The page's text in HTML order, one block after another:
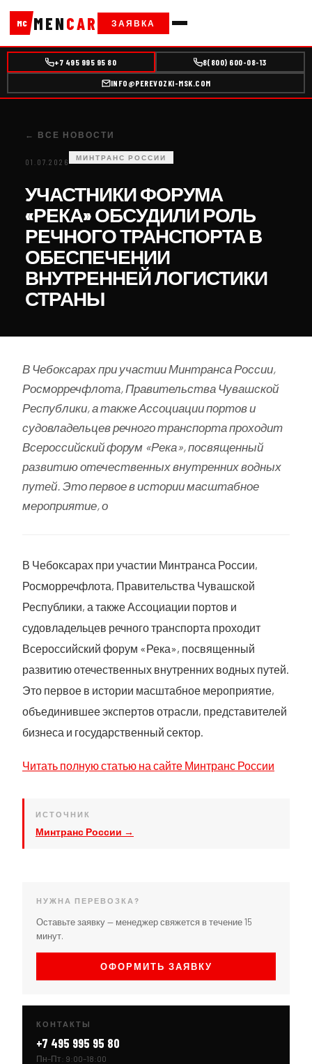
MC MENCAR ЗАЯВКА
+7 495 995 95 80 8(800) 600-08-13
INFO@PEREVOZKI-MSK.COM
← ВСЕ НОВОСТИ
01.07.2026 МИНТРАНС РОССИИ
УЧАСТНИКИ ФОРУМА
«РЕКА» ОБСУДИЛИ РОЛЬ
РЕЧНОГО ТРАНСПОРТА В
ОБЕСПЕЧЕНИИ
ВНУТРЕННЕЙ ЛОГИСТИКИ
СТРАНЫ
В Чебоксарах при участии Минтранса России,
Росморречфлота, Правительства Чувашской
Республики, а также Ассоциации портов и
судовладельцев речного транспорта проходит
Всероссийский форум «Река», посвященный
развитию отечественных внутренних водных
путей. Это первое в истории масштабное
мероприятие, о
В Чебоксарах при участии Минтранса России,
Росморречфлота, Правительства Чувашской
Республики, а также Ассоциации портов и
судовладельцев речного транспорта проходит
Всероссийский форум «Река», посвященный
развитию отечественных внутренних водных путей.
Это первое в истории масштабное мероприятие,
объединившее экспертов отрасли, представителей
бизнеса и государственный сектор.
Читать полную статью на сайте Минтранс России
ИСТОЧНИК
Минтранс России →
НУЖНА ПЕРЕВОЗКА?
Оставьте заявку — менеджер свяжется в течение 15
минут.
ОФОРМИТЬ ЗАЯВКУ
КОНТАКТЫ
+7 495 995 95 80
Пн–Пт: 9:00–18:00